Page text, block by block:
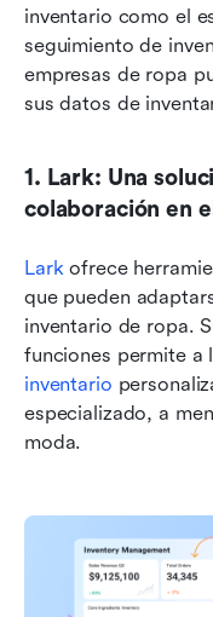
inventario como el
seguimiento de
empresas de ropa
sus datos de
1. Lark: Una
colaboración en
Lark ofrece
que pueden
inventario de ropa.
funciones permite a
inventario
especializado, a
moda.